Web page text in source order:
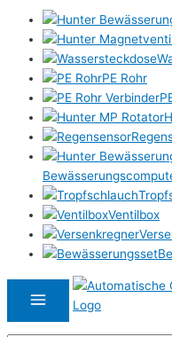
PE Rohr
Ventilbox